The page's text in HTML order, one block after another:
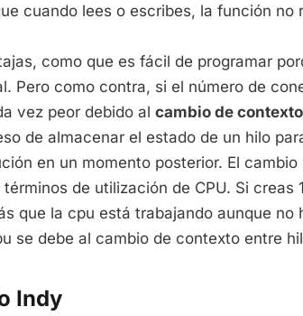
cuando lees o escribes, la función no
como que es fácil de programar
Pero como contra, si el número de
vez peor debido al cambio de
de almacenar el estado de un hilo
en un momento posterior. El cambio
de utilización de CPU. Si creas
que la cpu está trabajando aunque no
se debe al cambio de contexto entre
Indy